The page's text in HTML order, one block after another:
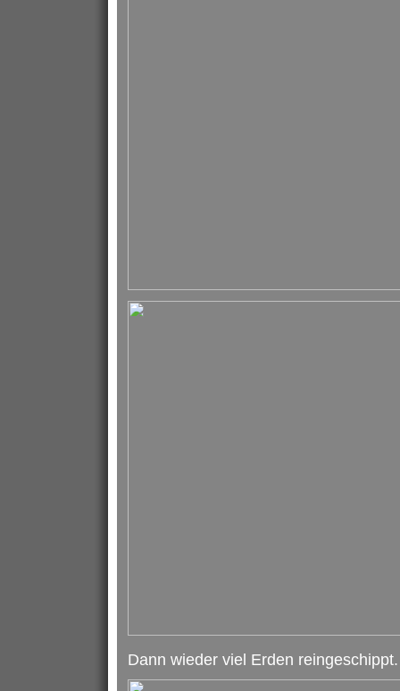
Dann wieder viel Erden reingeschippt.